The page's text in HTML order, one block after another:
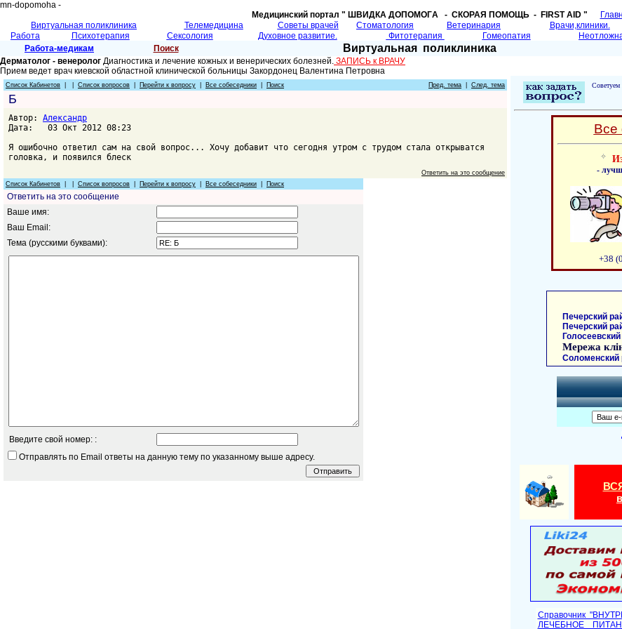
mn-dopomoha -
Медицинский портал " ШВИДКА ДОПОМОГA - СКОРАЯ ПОМОЩЬ - FIRST AID "
Виртуальная поликлиника
Телемедицина Советы врачей Cтоматология Ветеринария Врачи,клиники.
Работа
Психотерапия Сексология Духовное развитие. Фитотерапия Гомеопатия
Работа-медикам
Поиск Виртуальная поликлиника
Дерматолог - венеролог Диагностика и лечение кожных и венерических болезней. ЗАПИСЬ к ВРАЧУ
Прием ведет врач киевской областной клинической больницы Закордонец Валентина Петровна
Список Кабинетов Список вопросов Перейти к вопросу Все собеседники Поиск Пред. тема След. тема
Б
Автор: Александр
Дата: 03 Окт 2012 08:23
Я ошибочно ответил сам на свой вопрос... Хочу добавит что сегодня утром с трудом стала открыватся
головка, и появился блеск
Ответить на это сообщение
Список Кабинетов
Список вопросов Перейти к вопросу Все собеседники Поиск
Ответить на это сообщение
Ваше имя:
Ваш Email:
Тема (русскими буквами):
Введите свой номер: :
Отправлять по Email ответы на данную тему по указанному выше адресу.
Советуем
Все
-
+38
Печерский
Печерский
Мережа
Соломенский
Справочник
ЛЕЧЕБНОЕ